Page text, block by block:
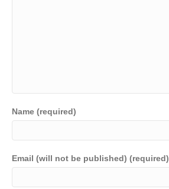
Name (required)
Email (will not be published) (required)